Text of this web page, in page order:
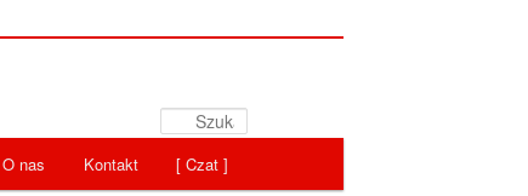
[ Czat ]
Kontakt
O nas